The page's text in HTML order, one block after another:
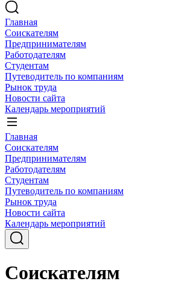
Главная
Соискателям
Предпринимателям
Работодателям
Студентам
Путеводитель по компаниям
Рынок труда
Новости сайта
Календарь мероприятий
Главная
Соискателям
Предпринимателям
Работодателям
Студентам
Путеводитель по компаниям
Рынок труда
Новости сайта
Календарь мероприятий
Соискателям